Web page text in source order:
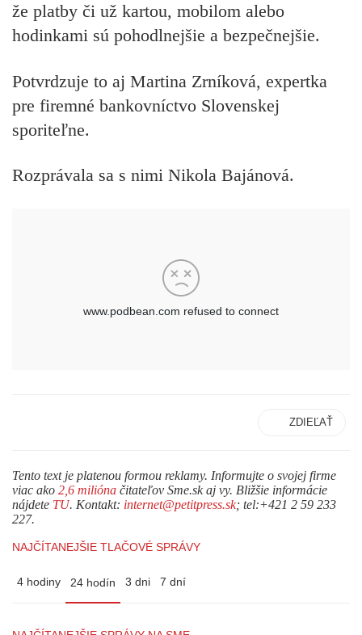
že platby či už kartou, mobilom alebo
hodinkami sú pohodlnejšie a bezpečnejšie.
Potvrdzuje to aj Martina Zrníková, expertka
pre firemné bankovníctvo Slovenskej
sporiteľne.
Rozprávala sa s nimi Nikola Bajánová.
ZDIEĽAŤ
Tento text je platenou formou reklamy. Informujte o svojej firme
viac ako 2,6 milióna čitateľov Sme.sk aj vy. Bližšie informácie
nájdete TU. Kontakt: internet@petitpress.sk; tel:+421 2 59 233
227.
NAJČÍTANEJŠIE TLAČOVÉ SPRÁVY
4 hodiny 24 hodín 3 dni 7 dní